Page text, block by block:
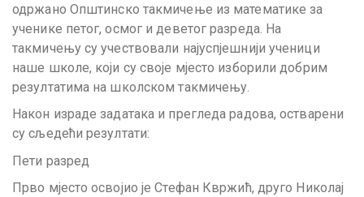
одржано Општинско такмичење из математике за
ученике петог, осмог и деветог разреда. На
такмичењу су учествовали најуспјешнији ученици
наше школе, који су своје мјесто изборили добрим
резултатима на школском такмичењу.
Након израде задатака и прегледа радова, остварени
су сљедећи резултати:
Пети разред
Прво мјесто освојио је Стефан Квржић, друго Николај